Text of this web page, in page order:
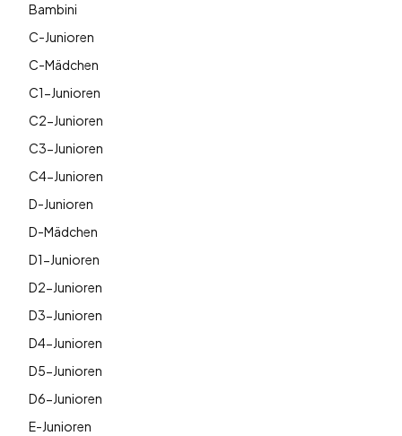
Bambini
C-Junioren
C-Mädchen
C1-Junioren
C2-Junioren
C3-Junioren
C4-Junioren
D-Junioren
D-Mädchen
D1-Junioren
D2-Junioren
D3-Junioren
D4-Junioren
D5-Junioren
D6-Junioren
E-Junioren